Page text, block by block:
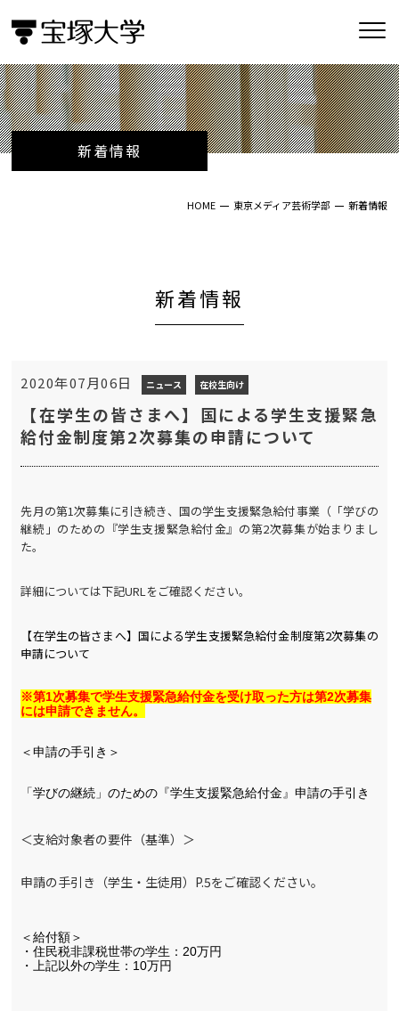
新着情報
HOME 東京メディア芸術学部 新着情報
新着情報
2020年07月06日 ニュース 在校生向け
【在学生の皆さまへ】国による学生支援緊急
給付金制度第2次募集の申請について
先月の第1次募集に引き続き、国の学生支援緊急給付事業（「学びの
継続」のための『学生支援緊急給付金』の第2次募集が始まりまし
た。
詳細については下記URLをご確認ください。
【在学生の皆さまへ】国による学生支援緊急給付金制度第2次募集の
申請について
※第1次募集で学生支援緊急給付金を受け取った方は第2次募集
には申請できません。
＜申請の手引き＞
「学びの継続」のための『学生支援緊急給付金』申請の手引き
＜支給対象者の要件（基準）＞
申請の手引き（学生・生徒用） P.5をご確認ください。
＜給付額＞
・住民税非課税世帯の学生： 20万円
・上記以外の学生： 10万円